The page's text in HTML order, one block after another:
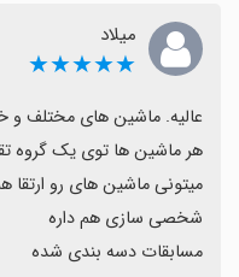
میلاد
★★★★★